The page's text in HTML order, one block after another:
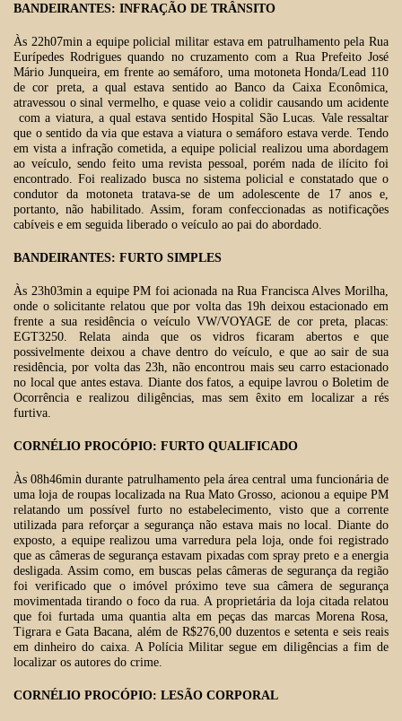
BANDEIRANTES: INFRAÇÃO DE TRÂNSITO
Às 22h07min a equipe policial militar estava em patrulhamento pela Rua
Eurípedes Rodrigues quando no cruzamento com a Rua Prefeito José
Mário Junqueira, em frente ao semáforo, uma motoneta Honda/Lead 110
de cor preta, a qual estava sentido ao Banco da Caixa Econômica,
atravessou o sinal vermelho, e quase veio a colidir causando um acidente
com a viatura, a qual estava sentido Hospital São Lucas. Vale ressaltar
que o sentido da via que estava a viatura o semáforo estava verde. Tendo
em vista a infração cometida, a equipe policial realizou uma abordagem
ao veículo, sendo feito uma revista pessoal, porém nada de ilícito foi
encontrado. Foi realizado busca no sistema policial e constatado que o
condutor da motoneta tratava-se de um adolescente de 17 anos e,
portanto, não habilitado. Assim, foram confeccionadas as notificações
cabíveis e em seguida liberado o veículo ao pai do abordado.
BANDEIRANTES: FURTO SIMPLES
Às 23h03min a equipe PM foi acionada na Rua Francisca Alves Morilha,
onde o solicitante relatou que por volta das 19h deixou estacionado em
frente a sua residência o veículo VW/VOYAGE de cor preta, placas:
EGT3250. Relata ainda que os vidros ficaram abertos e que
possivelmente deixou a chave dentro do veículo, e que ao sair de sua
residência, por volta das 23h, não encontrou mais seu carro estacionado
no local que antes estava. Diante dos fatos, a equipe lavrou o Boletim de
Ocorrência e realizou diligências, mas sem êxito em localizar a rés
furtiva.
CORNÉLIO PROCÓPIO: FURTO QUALIFICADO
Às 08h46min durante patrulhamento pela área central uma funcionária de
uma loja de roupas localizada na Rua Mato Grosso, acionou a equipe PM
relatando um possível furto no estabelecimento, visto que a corrente
utilizada para reforçar a segurança não estava mais no local. Diante do
exposto, a equipe realizou uma varredura pela loja, onde foi registrado
que as câmeras de segurança estavam pixadas com spray preto e a energia
desligada. Assim como, em buscas pelas câmeras de segurança da região
foi verificado que o imóvel próximo teve sua câmera de segurança
movimentada tirando o foco da rua. A proprietária da loja citada relatou
que foi furtada uma quantia alta em peças das marcas Morena Rosa,
Tigrara e Gata Bacana, além de R$276,00 duzentos e setenta e seis reais
em dinheiro do caixa. A Polícia Militar segue em diligências a fim de
localizar os autores do crime.
CORNÉLIO PROCÓPIO: LESÃO CORPORAL